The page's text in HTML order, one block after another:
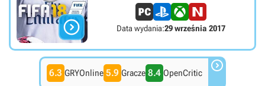
 Data wydania:29 września 2017
6.3 GRYOnline 5.9 Gracze 8.4 OpenCritic 